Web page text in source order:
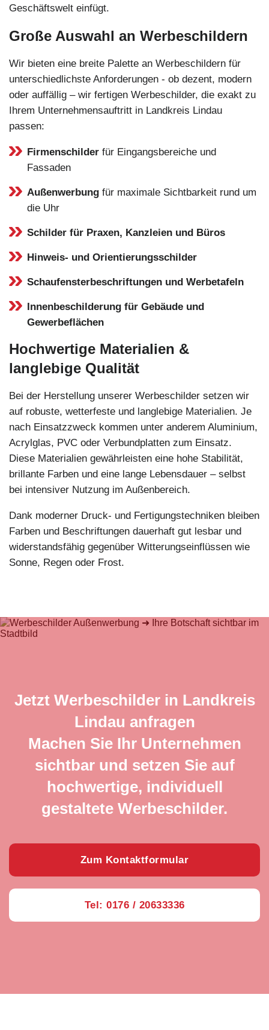
Geschäftswelt einfügt.
Große Auswahl an Werbeschildern
Wir bieten eine breite Palette an Werbeschildern für
unterschiedlichste Anforderungen - ob dezent, modern
oder auffällig – wir fertigen Werbeschilder, die exakt zu
Ihrem Unternehmensauftritt in Landkreis Lindau
passen:
Firmenschilder für Eingangsbereiche und
Fassaden
Außenwerbung für maximale Sichtbarkeit rund um
die Uhr
Schilder für Praxen, Kanzleien und Büros
Hinweis- und Orientierungsschilder
Schaufensterbeschriftungen und Werbetafeln
Innenbeschilderung für Gebäude und
Gewerbeflächen
Hochwertige Materialien &
langlebige Qualität
Bei der Herstellung unserer Werbeschilder setzen wir
auf robuste, wetterfeste und langlebige Materialien. Je
nach Einsatzzweck kommen unter anderem Aluminium,
Acrylglas, PVC oder Verbundplatten zum Einsatz.
Diese Materialien gewährleisten eine hohe Stabilität,
brillante Farben und eine lange Lebensdauer – selbst
bei intensiver Nutzung im Außenbereich.
Dank moderner Druck- und Fertigungstechniken bleiben
Farben und Beschriftungen dauerhaft gut lesbar und
widerstandsfähig gegenüber Witterungseinflüssen wie
Sonne, Regen oder Frost.
Jetzt Werbeschilder in Landkreis
Lindau anfragen
Machen Sie Ihr Unternehmen
sichtbar und setzen Sie auf
hochwertige, individuell
gestaltete Werbeschilder.
Zum Kontaktformular
Tel: 0176 / 20633336